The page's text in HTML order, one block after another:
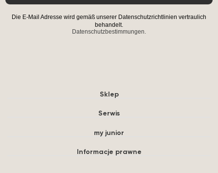
Die E-Mail Adresse wird gemäß unserer Datenschutzrichtlinien vertraulich
behandelt.
Datenschutzbestimmungen.
Sklep
Serwis
my junior
Informacje prawne